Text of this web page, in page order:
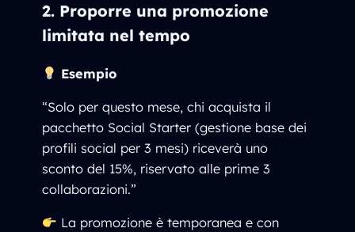
2. Proporre una promozione
limitata nel tempo
Esempio
“Solo per questo mese, chi acquista il
pacchetto Social Starter (gestione base dei
profili social per 3 mesi) riceverà uno
sconto del 15%, riservato alle prime 3
collaborazioni.”
La promozione è temporanea e con